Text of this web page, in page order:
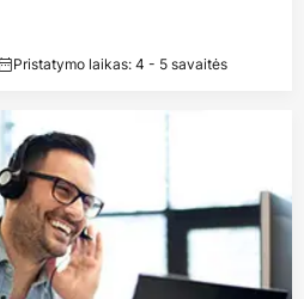
Pristatymo laikas: 4 - 5 savaitės